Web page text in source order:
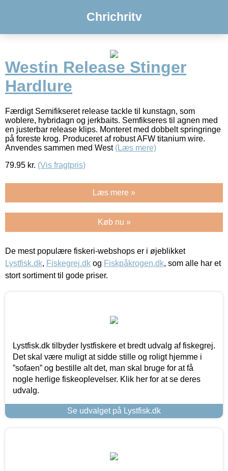
Chrichritv
Westin Release Stinger
Hardlure
Færdigt Semifikseret release tackle til kunstagn, som
woblere, hybridagn og jerkbaits. Semfikseres til agnen med
en justerbar release klips. Monteret med dobbelt springringe
på foreste krog. Produceret af robust AFW titanium wire.
Anvendes sammen med West (Læs mere)
79.95 kr. (Vis fragtpris)
Læs mere »
Køb nu »
De mest populære fiskeri-webshops er i øjeblikket
Lystfisk.dk, Fiskegrej.dk og Fiskpåkrogen.dk, som alle har et
stort sortiment til gode priser.
Lystfisk.dk tilbyder lystfiskere et bredt udvalg af fiskegrej.
Det skal være muligt at sidde stille og roligt hjemme i
”sofaen” og bestille alt det, man skal bruge for at få
nogle herlige fiskeoplevelser. Klik her for at se deres
udvalg.
Se udvalget på Lystfisk.dk